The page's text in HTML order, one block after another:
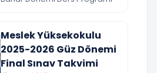
Meslek Yüksekokulu
2025-2026 Güz Dönemi
Final Sınav Takvimi